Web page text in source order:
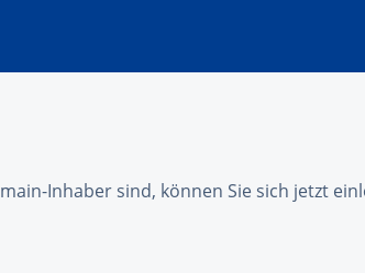
Inhaber sind, können Sie sich jetzt